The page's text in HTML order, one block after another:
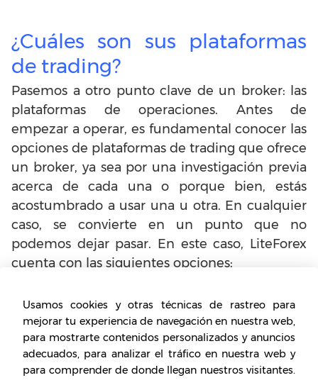
¿Cuáles son sus plataformas
de trading?
Pasemos a otro punto clave de un broker: las
plataformas de operaciones. Antes de
empezar a operar, es fundamental conocer las
opciones de plataformas de trading que ofrece
un broker, ya sea por una investigación previa
acerca de cada una o porque bien, estás
acostumbrado a usar una u otra. En cualquier
caso, se convierte en un punto que no
podemos dejar pasar. En este caso, LiteForex
cuenta con las siguientes opciones:
Plataforma MetaTrader 4:es una de las
plataformas de operaciones más populares de
todo el mercado. Está diseñada para el
comercio Forex, así como también para los
análisis del mercado, entre otras opciones
Usamos cookies y otras técnicas de rastreo para
mejorar tu experiencia de navegación en nuestra web,
para mostrarte contenidos personalizados y anuncios
adecuados, para analizar el tráfico en nuestra web y
para comprender de donde llegan nuestros visitantes.